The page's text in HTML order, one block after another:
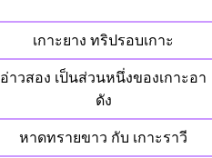
เกาะยาง ทริปรอบเกาะ
อ่าวสอง เป็นส่วนหนึ่งของเกาะอา
ดัง
หาดทรายขาว กับ เกาะราวี